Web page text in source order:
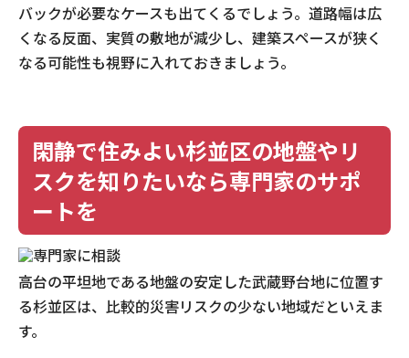
バックが必要なケースも出てくるでしょう。道路幅は広
くなる反面、実質の敷地が減少し、建築スペースが狭く
なる可能性も視野に入れておきましょう。
閑静で住みよい杉並区の地盤やリ
スクを知りたいなら専門家のサポ
ートを
高台の平坦地である地盤の安定した武蔵野台地に位置す
る杉並区は、比較的災害リスクの少ない地域だといえま
す。